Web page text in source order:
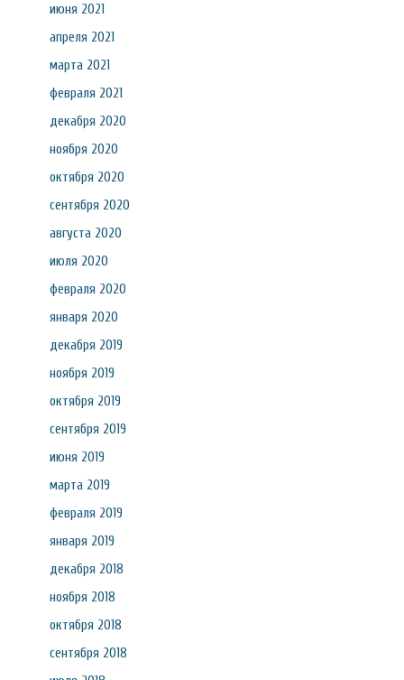
июня 2021
апреля 2021
марта 2021
февраля 2021
декабря 2020
ноября 2020
октября 2020
сентября 2020
августа 2020
июля 2020
февраля 2020
января 2020
декабря 2019
ноября 2019
октября 2019
сентября 2019
июня 2019
марта 2019
февраля 2019
января 2019
декабря 2018
ноября 2018
октября 2018
сентября 2018